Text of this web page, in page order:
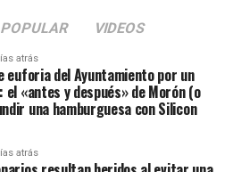
POPULAR VIDEOS
atrás
euforia del Ayuntamiento por un
el «antes y después» de Morón (o
una hamburguesa con Silicon
atrás